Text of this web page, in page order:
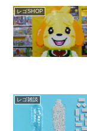
レゴSHOP
レゴ雑談